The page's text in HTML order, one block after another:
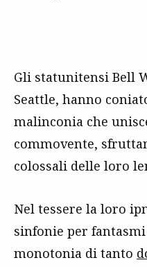
Gli statunitensi Bell
Seattle, hanno
malinconia che
commovente,
colossali delle loro
Nel tessere la loro
sinfonie per
monotonia di tanto